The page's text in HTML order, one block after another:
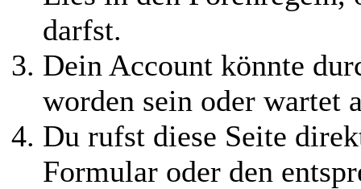
darfst.
Dein Account könnte
worden sein oder wartet
Du rufst diese Seite
Formular oder den